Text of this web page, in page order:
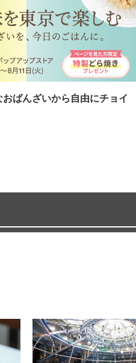
ばんざいから自由にチョイ